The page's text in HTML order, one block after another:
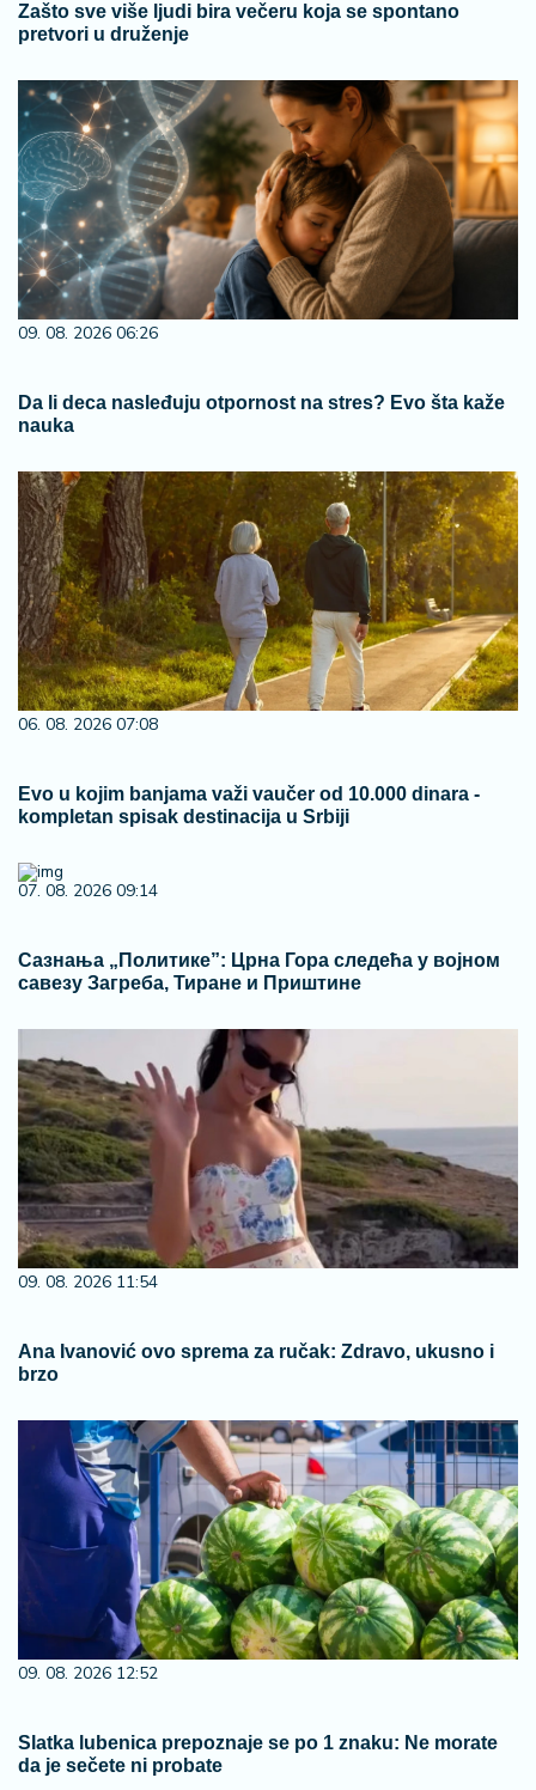
Zašto sve više ljudi bira večeru koja se spontano
pretvori u druženje
09. 08. 2026 06:26
Da li deca nasleđuju otpornost na stres? Evo šta kaže
nauka
06. 08. 2026 07:08
Evo u kojim banjama važi vaučer od 10.000 dinara -
kompletan spisak destinacija u Srbiji
07. 08. 2026 09:14
Сазнања „Политике”: Црна Гора следећа у војном
савезу Загреба, Тиране и Приштине
09. 08. 2026 11:54
Ana Ivanović ovo sprema za ručak: Zdravo, ukusno i
brzo
09. 08. 2026 12:52
Slatka lubenica prepoznaje se po 1 znaku: Ne morate
da je sečete ni probate